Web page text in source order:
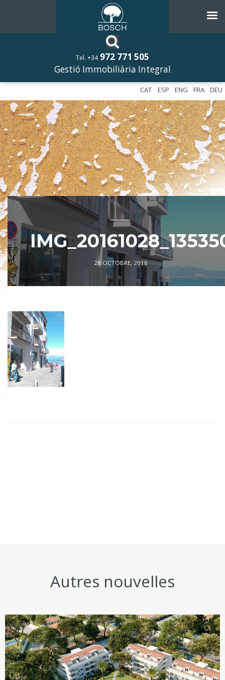
Tel. +34 972 771 505
Gestió Immobiliària Integral
DEU
FRA
ENG
ESP
CAT
––––––––––––
28 OCTOBRE, 2016
Autres nouvelles